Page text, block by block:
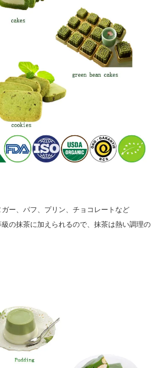
ー、パフ、プリン、チョコレートなど
級の抹茶に加えられるので、抹茶は熱い調理の